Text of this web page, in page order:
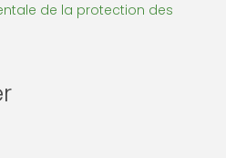
de la protection des